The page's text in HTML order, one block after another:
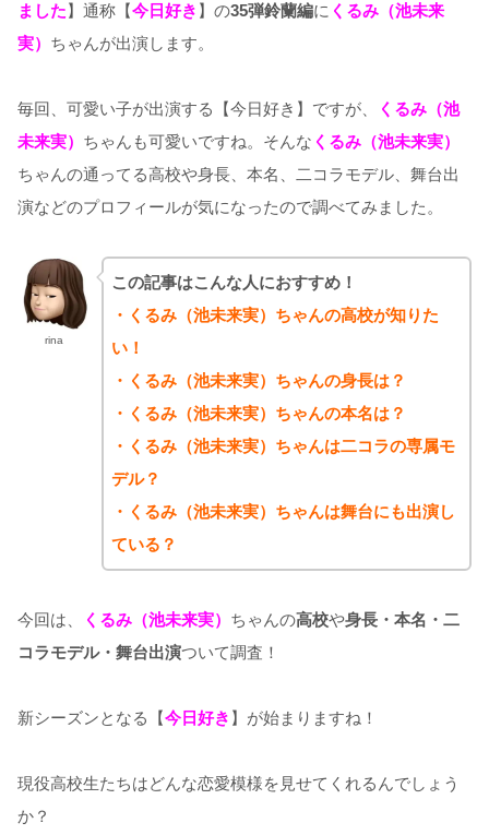
ました】通称【今日好き 】の35弾鈴蘭編に くるみ（池未来
実） ちゃんが出演します。
毎回、可愛い子が出演する【今日好き】ですが、
くるみ（池
未来実） ちゃんも可愛いですね。そんな くるみ（池未来実）
ちゃんの通ってる高校や身長、本名、二コラモデル、舞台出
演などのプロフィールが気になったので調べてみました。
rina
この記事はこんな人におすすめ！
・くるみ（池未来実）ちゃんの高校が知りた
い！
・くるみ（池未来実）ちゃんの身長は？
・くるみ（池未来実）ちゃんの本名は？
・くるみ（池未来実）ちゃんは二コラの専属モ
デル？
・くるみ（池未来実）ちゃんは舞台にも出演し
ている？
今回は、 くるみ（池未来実） ちゃんの高校や身長・本名・二
コラモデル・舞台出演ついて調査！
新シーズンとなる【今日好き 】が始まりますね！
現役高校生たちはどんな恋愛模様を見せてくれるんでしょう
か？